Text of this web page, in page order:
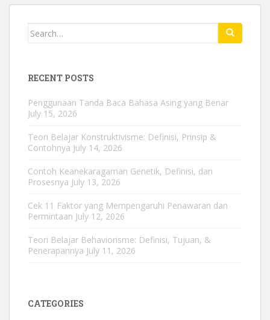
Search
RECENT POSTS
Penggunaan Tanda Baca Bahasa Asing yang Benar
July 15, 2026
Teori Belajar Konstruktivisme: Definisi, Prinsip &
Contohnya July 14, 2026
Contoh Keanekaragaman Genetik, Definisi, dan
Prosesnya July 13, 2026
Cek 11 Faktor yang Mempengaruhi Penawaran dan
Permintaan July 12, 2026
Teori Belajar Behaviorisme: Definisi, Tujuan, &
Penerapannya July 11, 2026
CATEGORIES